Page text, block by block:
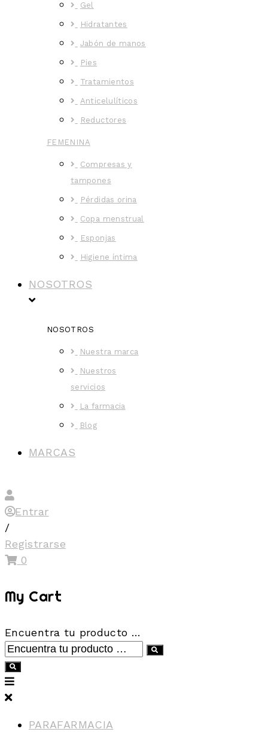
Gel
Hidratantes
Jabón de manos
Pies
Tratamientos
Anticelulíticos
Reductores
FEMENINA
Compresas y
tampones
Pérdidas orina
Copa menstrual
Esponjas
Higiene íntima
NOSOTROS
NOSOTROS
Nuestra marca
Nuestros
servicios
La farmacia
Blog
MARCAS
Entrar
/
Registrarse
0
My Cart
Encuentra tu producto …
PARAFARMACIA